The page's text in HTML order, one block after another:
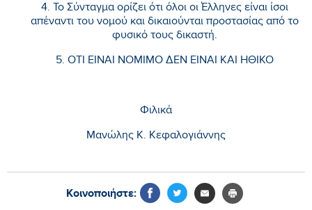
4. Το Σύνταγμα ορίζει ότι όλοι οι Έλληνες είναι ίσοι
απέναντι του νομού και δικαιούνται προστασίας από το
φυσικό τους δικαστή.
5. ΟΤΙ ΕΙΝΑΙ ΝΟΜΙΜΟ ΔΕΝ ΕΙΝΑΙ ΚΑΙ ΗΘΙΚΟ
Φιλικά
Μανώλης Κ. Κεφαλογιάννης
Κοινοποιήστε: